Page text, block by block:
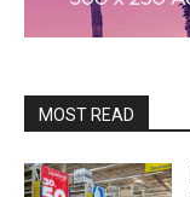
MOST READ